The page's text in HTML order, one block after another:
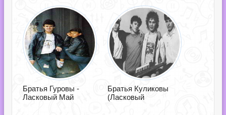
Братья Гуровы -
Ласковый Май
Братья Куликовы
(Ласковый